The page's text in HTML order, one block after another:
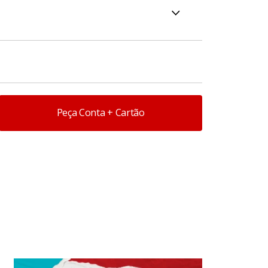
segurança e praticidade para acessar
e filmes.
Peça Conta + Cartão